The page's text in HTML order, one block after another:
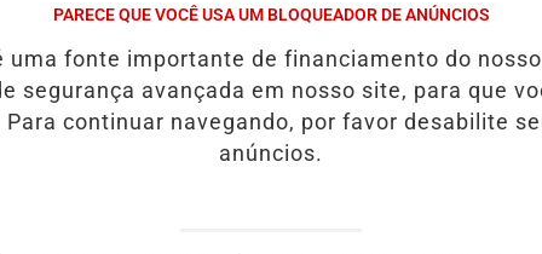
É PRESO.
O HOMEM QUE REALIZOU
PARECE QUE VOCÊ USA UM BLOQUEADOR DE ANÚNCIOS
uma fonte importante de financiamento do
segurança avançada em nosso site, para que
continuar navegando, por favor desabilite
anúncios.